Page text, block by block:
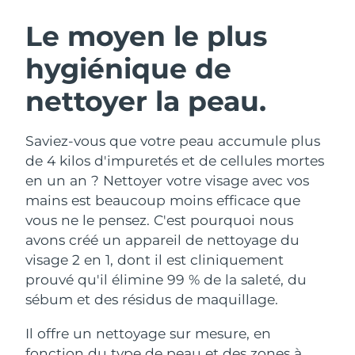
Le moyen le plus
hygiénique de
nettoyer la peau.
Saviez-vous que votre peau accumule plus
de 4 kilos d'impuretés et de cellules mortes
en un an ? Nettoyer votre visage avec vos
mains est beaucoup moins efficace que
vous ne le pensez. C'est pourquoi nous
avons créé un appareil de nettoyage du
visage 2 en 1, dont il est cliniquement
prouvé qu'il élimine 99 % de la saleté, du
sébum et des résidus de maquillage.
Il offre un nettoyage sur mesure, en
Nettoyage du visage
Anti-aging massage
LUNA™ 4 Plus
Massage, LED heating
LUNA™ 4 Men
For men, anti-aging massage
Lifting
Microcurrent toning
BEAR™ 2 go
Microcurrent toning on-the-go
BEAR™ 2 eyes & lips
Microcurrent line smoothing device
Hydratation
UFO™ 3 coffret
Deep facial hydration
UFO™ 3 LED
Near-infrared and red light therapy
device
Soin bucco-dentaire
issa™ 4
Hybrid silicone sonic toothbrush
issa™ 4 plus
FAQ™ TRAITEMENT ANTI-ÂGE
Anti-âge Traitements LED
NEW
Autriche Livraison estimée
Bahreïn Livraison estimée
Belgique Livraison estimée
Bermudes Livraison estimée17/8/26
Bosnie-Herzégovine Livraison estimée
Livraison estimée
Bulgarie Livraison estimée11/8/26
Canada Livraison estimée15/8/26